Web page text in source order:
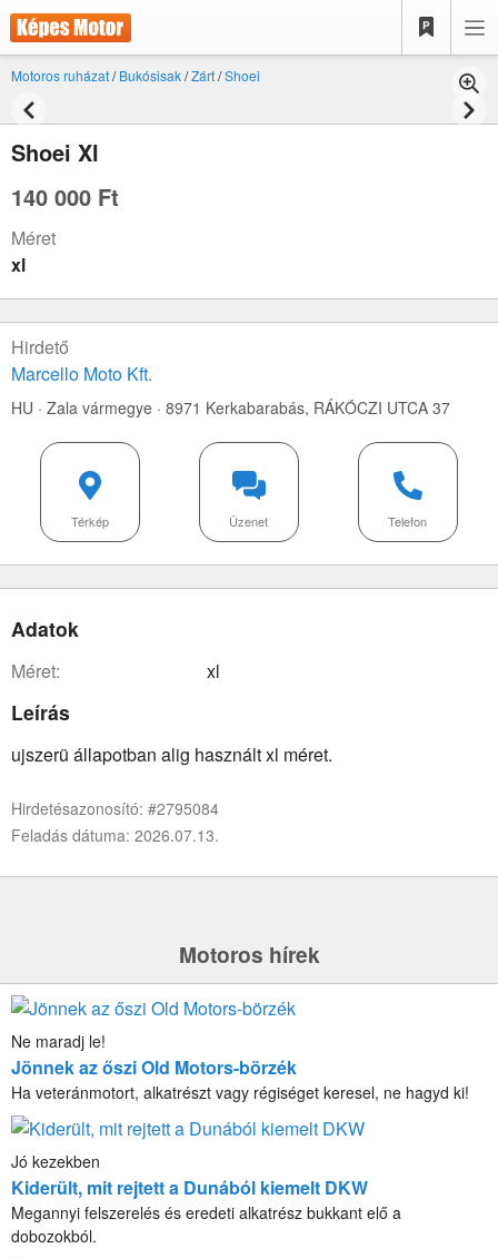
Motoros ruházat/Bukósisak/Zárt/Shoei
Shoei Xl
140 000 Ft
Méret
xl
Hirdető
Marcello Moto Kft.
HU · Zala vármegye · 8971 Kerkabarabás, RÁKÓCZI UTCA 37
Telefon
Üzenet
Térkép
Adatok
méret: xl
Leírás
ujszerü állapotban alig használt xl méret.
Hirdetésazonosító: #2795084
Feladás dátuma: 2026.07.13.
Motoros hírek
Ne maradj le!
Jönnek az őszi Old Motors-börzék
Ha veteránmotort, alkatrészt vagy régiséget keresel, ne hagyd ki!
Jó kezekben
Kiderült, mit rejtett a Dunából kiemelt DKW
Megannyi felszerelés és eredeti alkatrész bukkant elő a
dobozokból.